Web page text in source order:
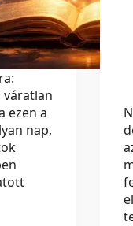
váratlan
ezen a
nap,